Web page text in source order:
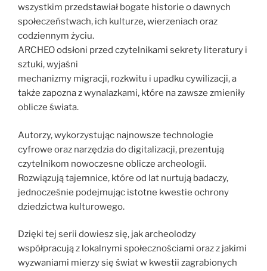
wszystkim przedstawiał bogate historie o dawnych
społeczeństwach, ich kulturze, wierzeniach oraz
codziennym życiu.
ARCHEO odsłoni przed czytelnikami sekrety literatury i
sztuki, wyjaśni
mechanizmy migracji, rozkwitu i upadku cywilizacji, a
także zapozna z wynalazkami, które na zawsze zmieniły
oblicze świata.
Autorzy, wykorzystując najnowsze technologie
cyfrowe oraz narzędzia do digitalizacji, prezentują
czytelnikom nowoczesne oblicze archeologii.
Rozwiązują tajemnice, które od lat nurtują badaczy,
jednocześnie podejmując istotne kwestie ochrony
dziedzictwa kulturowego.
Dzięki tej serii dowiesz się, jak archeolodzy
współpracują z lokalnymi społecznościami oraz z jakimi
wyzwaniami mierzy się świat w kwestii zagrabionych